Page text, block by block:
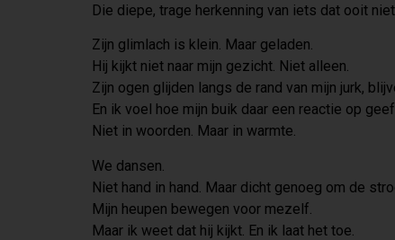
Die diepe, trage herkenning van iets dat ooit
Zijn glimlach is klein. Maar geladen.
Hij kijkt niet naar mijn gezicht. Niet alleen.
Zijn ogen glijden langs de rand van mijn jurk,
En ik voel hoe mijn buik daar een reactie op
Niet in woorden. Maar in warmte.
We dansen.
Niet hand in hand. Maar dicht genoeg om de
Mijn heupen bewegen voor mezelf.
Maar ik weet dat hij kijkt. En ik laat het toe.